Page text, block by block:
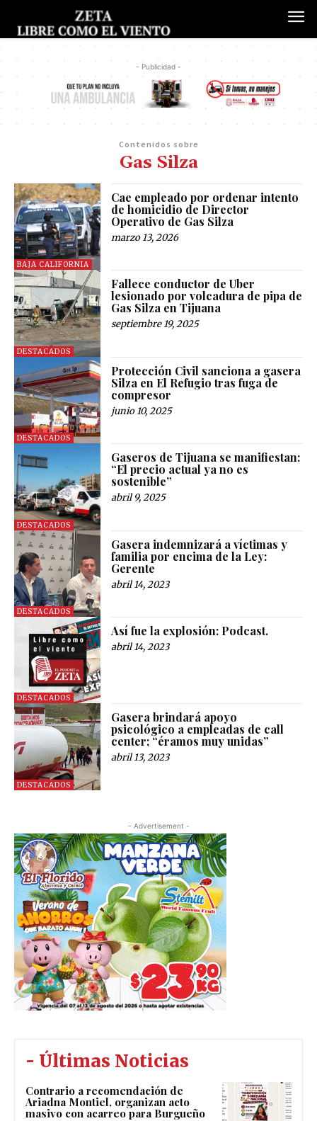
- Publicidad -
Contenidos sobre
Gas Silza
BAJA CALIFORNIA
Cae empleado por ordenar intento
de homicidio de Director
Operativo de Gas Silza
marzo 13, 2026
DESTACADOS
Fallece conductor de Uber
lesionado por volcadura de pipa de
Gas Silza en Tijuana
septiembre 19, 2025
DESTACADOS
Protección Civil sanciona a gasera
Silza en El Refugio tras fuga de
compresor
junio 10, 2025
DESTACADOS
Gaseros de Tijuana se manifiestan:
“El precio actual ya no es
sostenible”
abril 9, 2025
DESTACADOS
Gasera indemnizará a víctimas y
familia por encima de la Ley:
Gerente
abril 14, 2023
DESTACADOS
Así fue la explosión: Podcast.
abril 14, 2023
DESTACADOS
Gasera brindará apoyo
psicológico a empleadas de call
center; “éramos muy unidas”
abril 13, 2023
- Advertisement -
- Últimas Noticias
Contrario a recomendación de
Ariadna Montiel, organizan acto
masivo con acarreo para Burgueño